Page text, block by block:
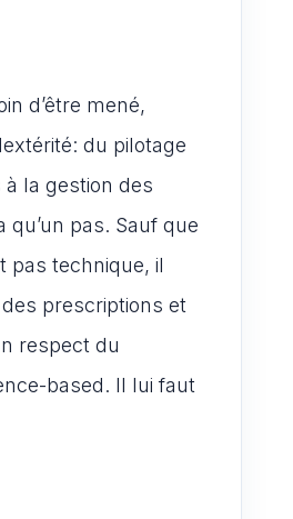
d’être mené,
du pilotage
la gestion des
qu’un pas. Sauf que
pas technique, il
prescriptions et
respect du
based. Il lui faut